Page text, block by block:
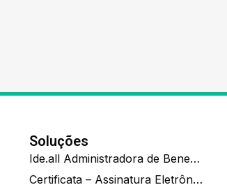
Soluções
Ide.all Administradora de Benefícios
Certificata – Assinatura Eletrônica De Documentos